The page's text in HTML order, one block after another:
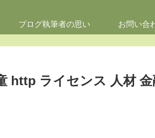
ブログ執筆者の思い お問い合
http ライセンス 人材 金